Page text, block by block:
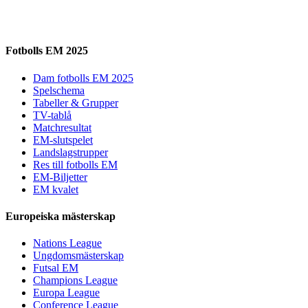
Fotbolls EM 2025
Dam fotbolls EM 2025
Spelschema
Tabeller & Grupper
TV-tablå
Matchresultat
EM-slutspelet
Landslagstrupper
Res till fotbolls EM
EM-Biljetter
EM kvalet
Europeiska mästerskap
Nations League
Ungdomsmästerskap
Futsal EM
Champions League
Europa League
Conference League